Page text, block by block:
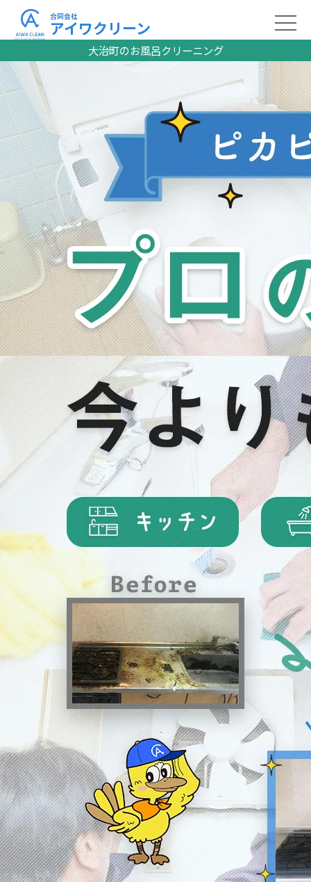
大治町のお風呂クリーニング
合同会社
アイワクリーン